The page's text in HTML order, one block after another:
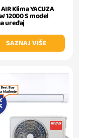
Klima YACUZA
12000 S model
uređaj
SAZNAJ VIŠE